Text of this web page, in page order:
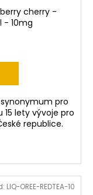
cherry -
- 10mg
pro
lety vývoje pro
republice.
LIQ-OREE-REDTEA-10